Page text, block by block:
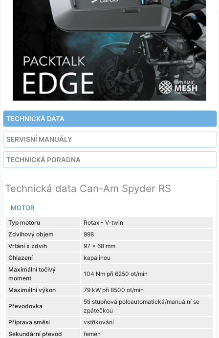
TECHNICKÁ DATA
SERVISNÍ MANUÁLY
TECHNICKÁ PORADNA
Technická data Can-Am Spyder RS
MOTOR
Typ motoru
Rotax - V-twin
Zdvihový objem
998
Vrtání x zdvih
97 x 68 mm
Chlazení
kapalinou
Maximální točivý
moment
104 Nm při 6250 ot/min
Maximální výkon 79 kW při 8500 ot/min
Převodovka
5ti stupňová poloautomatická/manuální se
zpátečkou
Příprava směsi
vstřikování
Sekundární převod
řemen